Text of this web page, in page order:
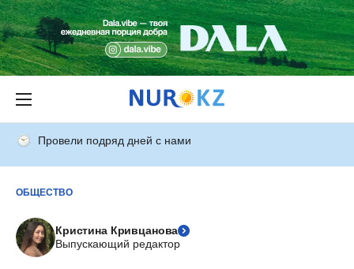
Провели подряд дней с нами
ОБЩЕСТВО
Кристина Кривцанова
Выпускающий редактор